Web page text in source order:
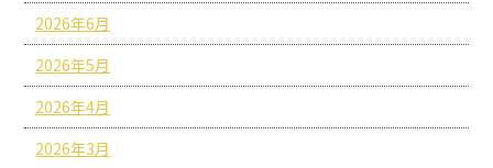
2026年6月
2026年5月
2026年4月
2026年3月